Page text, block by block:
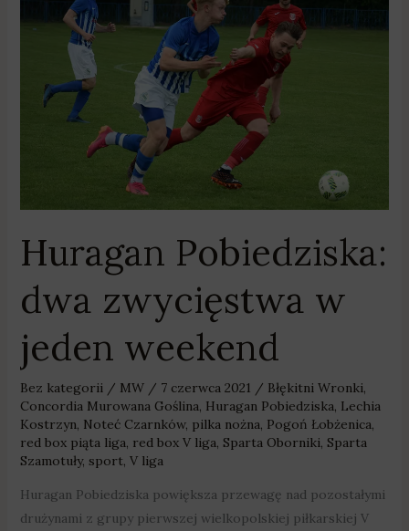
Huragan Pobiedziska:
dwa zwycięstwa w
jeden weekend
Bez kategorii/ MW / 7 czerwca 2021 / Błękitni Wronki,
Concordia Murowana Goślina, Huragan Pobiedziska, Lechia
Kostrzyn, Noteć Czarnków, pilka nożna, Pogoń Łobżenica,
red box piąta liga, red box V liga, Sparta Oborniki, Sparta
Szamotuły, sport, V liga
Huragan Pobiedziska powiększa przewagę nad pozostałymi
drużynami z grupy pierwszej wielkopolskiej piłkarskiej V
zwycięstwa
jeden
weekend